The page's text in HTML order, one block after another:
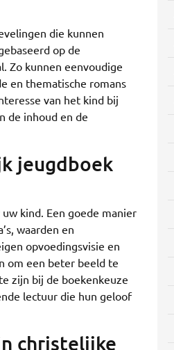
die kunnen
op de
Zo kunnen eenvoudige
en thematische romans
van het kind bij
de inhoud en de
jeugdboek
kind. Een goede manier
waarden en
opvoedingsvisie en
om een beter beeld te
zijn bij de boekenkeuze
lectuur die hun geloof
christelijke